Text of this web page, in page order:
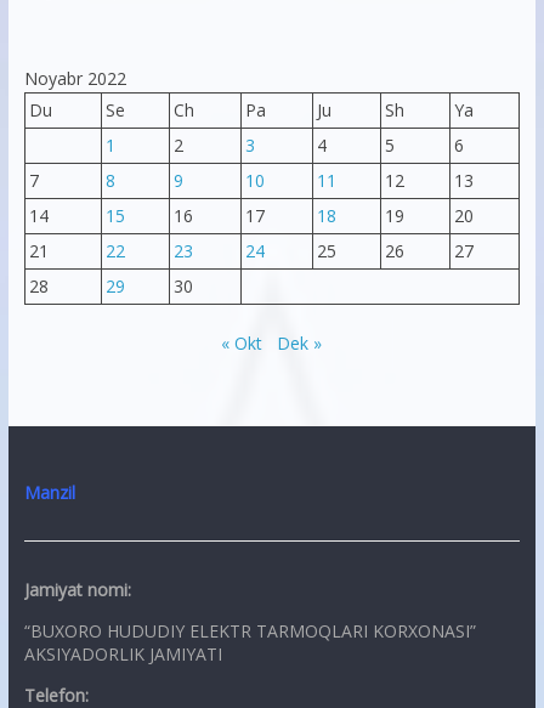
Noyabr 2022
Du
Se Ch Pa Ju Sh
Ya
1
2 3 4 5
6
7
8 9 10 11 12
13
14
15 16 17 18 19
20
21
22 23 24 25 26
27
28
29 30
« Okt Dek »
Manzil
Jamiyat nomi:
“BUXORO HUDUDIY ELEKTR TARMOQLARI KORXONASI”
AKSIYADORLIK JAMIYATI
Telefon: